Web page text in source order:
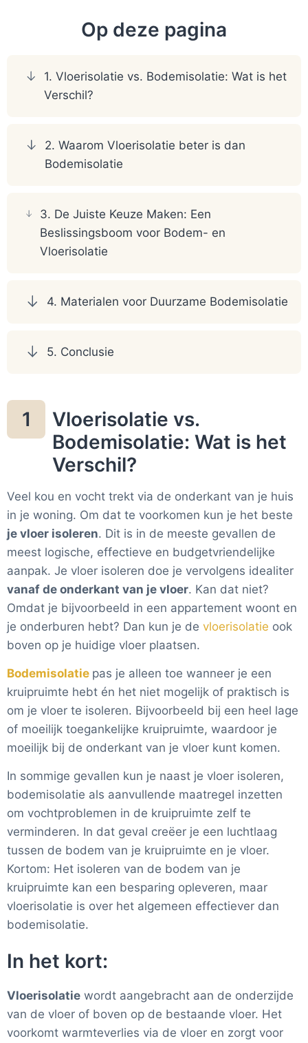
Op deze pagina
1. Vloerisolatie vs. Bodemisolatie: Wat is het
Verschil?
2. Waarom Vloerisolatie beter is dan
Bodemisolatie
3. De Juiste Keuze Maken: Een
Beslissingsboom voor Bodem- en
Vloerisolatie
4. Materialen voor Duurzame Bodemisolatie
5. Conclusie
1
Vloerisolatie vs.
Bodemisolatie: Wat is het
Verschil?
Veel kou en vocht trekt via de onderkant van je huis
in je woning. Om dat te voorkomen kun je het beste
je vloer isoleren. Dit is in de meeste gevallen de
meest logische, effectieve en budgetvriendelijke
aanpak. Je vloer isoleren doe je vervolgens idealiter
vanaf de onderkant van je vloer. Kan dat niet?
Omdat je bijvoorbeeld in een appartement woont en
je onderburen hebt? Dan kun je de vloerisolatie ook
boven op je huidige vloer plaatsen.
Bodemisolatie pas je alleen toe wanneer je een
kruipruimte hebt én het niet mogelijk of praktisch is
om je vloer te isoleren. Bijvoorbeeld bij een heel lage
of moeilijk toegankelijke kruipruimte, waardoor je
moeilijk bij de onderkant van je vloer kunt komen.
In sommige gevallen kun je naast je vloer isoleren,
bodemisolatie als aanvullende maatregel inzetten
om vochtproblemen in de kruipruimte zelf te
verminderen. In dat geval creëer je een luchtlaag
tussen de bodem van je kruipruimte en je vloer.
Kortom: Het isoleren van de bodem van je
kruipruimte kan een besparing opleveren, maar
vloerisolatie is over het algemeen effectiever dan
bodemisolatie.
In het kort:
Vloerisolatie wordt aangebracht aan de onderzijde
van de vloer of boven op de bestaande vloer. Het
voorkomt warmteverlies via de vloer en zorgt voor